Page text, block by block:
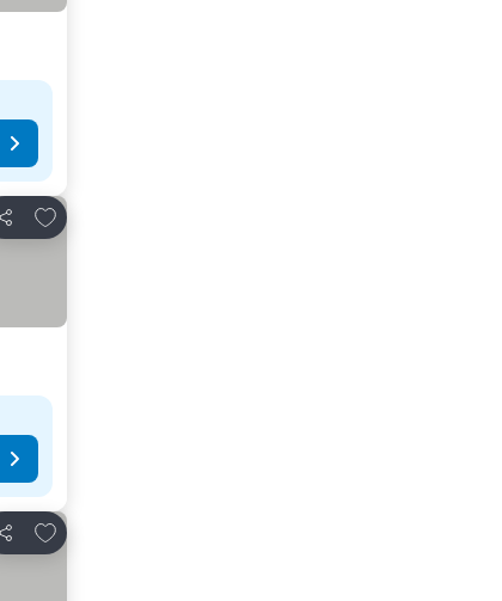
Κοινοποίηση
Προσθήκη στα αγαπημένα
Κοινοποίηση
Προσθήκη στα αγαπημένα